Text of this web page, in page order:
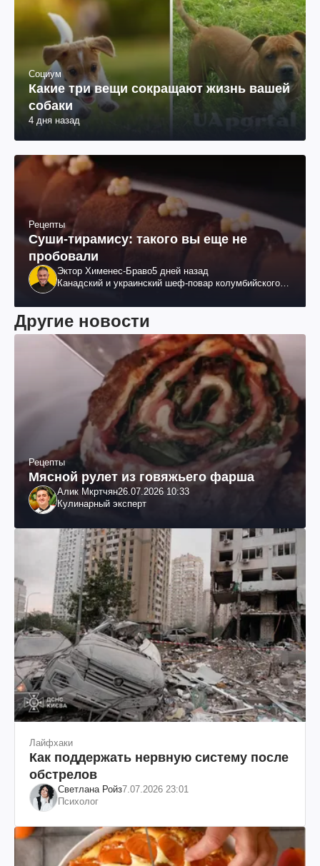
Социум
Какие три вещи сокращают жизнь вашей
собаки
4 дня назад
Рецепты
Суши-тирамису: такого вы еще не
пробовали
Эктор Хименес-Браво5 дней назад
Канадский и украинский шеф-повар колумбийского
Другие новости
Рецепты
Мясной рулет из говяжьего фарша
Алик Мкртчян26.07.2026 10:33
Кулинарный эксперт
Лайфхаки
Как поддержать нервную систему после
обстрелов
Светлана Ройз7.07.2026 23:01
Психолог